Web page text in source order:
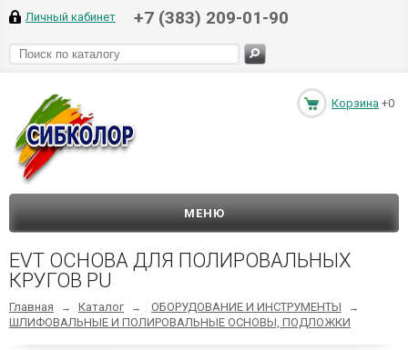
Личный кабинет +7 (383) 209-01-90
Корзина +0
МЕНЮ
EVT ОСНОВА ДЛЯ ПОЛИРОВАЛЬНЫХ
КРУГОВ PU
Главная → Каталог → ОБОРУДОВАНИЕ И ИНСТРУМЕНТЫ →
ШЛИФОВАЛЬНЫЕ И ПОЛИРОВАЛЬНЫЕ ОСНОВЫ, ПОДЛОЖКИ